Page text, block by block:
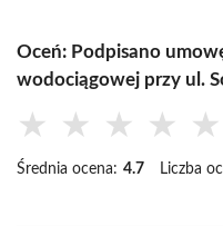
Oceń: Podpisano
wodociągowej przy ul.
★ ★ ★ ★ ★
Średnia ocena: 4.7 Liczba